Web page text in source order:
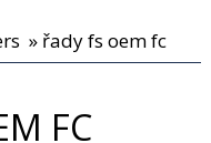
» řady fs oem fc
FC